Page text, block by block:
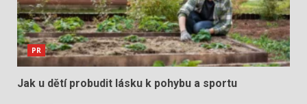
PR
Jak u dětí probudit lásku k pohybu a sportu